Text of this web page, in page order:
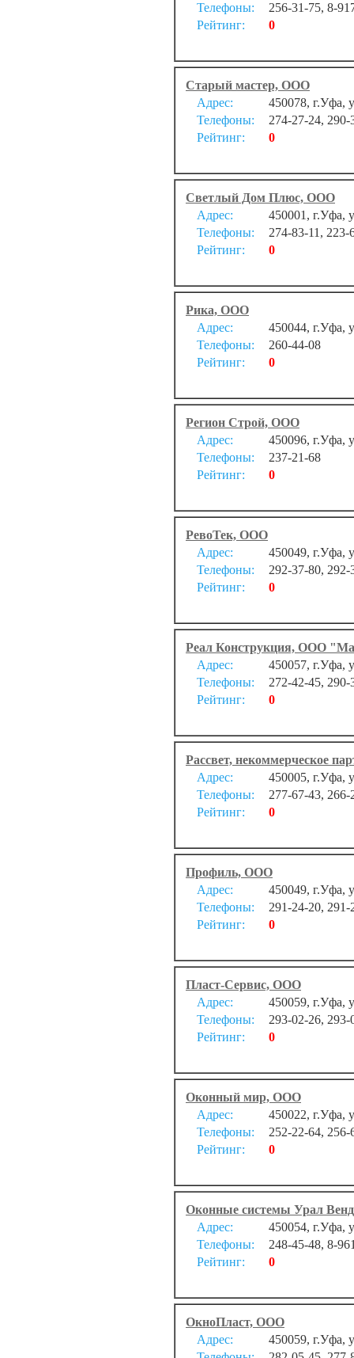
Телефоны:
256-31-75, 8-
Рейтинг:
0
Старый мастер, ООО
Адрес:
450078, г.Уфа,
Телефоны:
274-27-24, 290-
Рейтинг:
0
Светлый Дом Плюс, ООО
Адрес:
450001, г.Уфа,
Телефоны:
274-83-11, 223-
Рейтинг:
0
Рика, ООО
Адрес:
450044, г.Уфа,
Телефоны:
260-44-08
Рейтинг:
0
Регион Строй, ООО
Адрес:
450096, г.Уфа,
Телефоны:
237-21-68
Рейтинг:
0
РевоТек, ООО
Адрес:
450049, г.Уфа,
Телефоны:
292-37-80, 292-
Рейтинг:
0
Реал Конструкция, ООО
Адрес:
450057, г.Уфа,
Телефоны:
272-42-45, 290-
Рейтинг:
0
Рассвет, некоммерческое
Адрес:
450005, г.Уфа,
Телефоны:
277-67-43, 266-
Рейтинг:
0
Профиль, ООО
Адрес:
450049, г.Уфа,
Телефоны:
291-24-20,
Рейтинг:
0
Пласт-Сервис, ООО
Адрес:
450059, г.Уфа,
Телефоны:
293-02-26, 293-
Рейтинг:
0
Оконный мир, ООО
Адрес:
450022, г.Уфа,
Телефоны:
252-22-64, 256-
Рейтинг:
0
Оконные системы Урал
Адрес:
450054, г.Уфа,
Телефоны:
248-45-48, 8-
Рейтинг:
0
ОкноПласт, ООО
Адрес:
450059, г.Уфа,